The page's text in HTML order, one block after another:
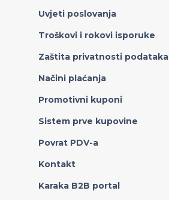
Uvjeti poslovanja
Troškovi i rokovi isporuke
Zaštita privatnosti podataka
Načini plaćanja
Promotivni kuponi
Sistem prve kupovine
Povrat PDV-a
Kontakt
Karaka B2B portal